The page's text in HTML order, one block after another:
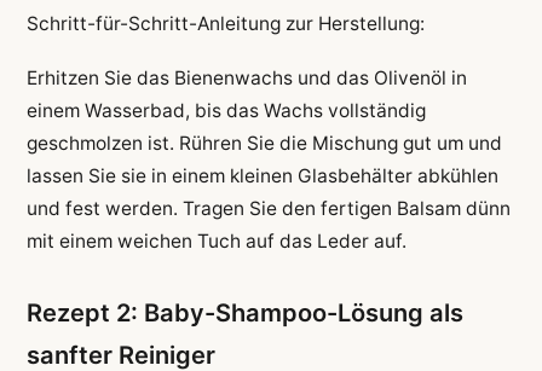
Schritt-für-Schritt-Anleitung zur Herstellung:
Erhitzen Sie das Bienenwachs und das Olivenöl in
einem Wasserbad, bis das Wachs vollständig
geschmolzen ist. Rühren Sie die Mischung gut um und
lassen Sie sie in einem kleinen Glasbehälter abkühlen
und fest werden. Tragen Sie den fertigen Balsam dünn
mit einem weichen Tuch auf das Leder auf.
Rezept 2: Baby-Shampoo-Lösung als
sanfter Reiniger